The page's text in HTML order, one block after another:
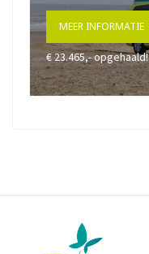
MEER INFORMATIE
€ 23.465,- opgehaald!